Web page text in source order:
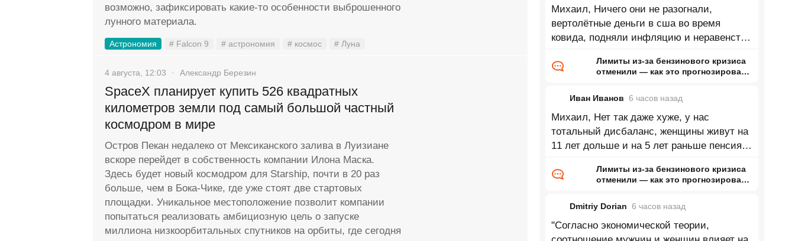
возможно, зафиксировать какие-то особенности выброшенного
лунного материала.
Астрономия # Falcon 9 # астрономия # космос # Луна
4 августа, 12:03 Александр Березин
SpaceX планирует купить 526 квадратных
километров земли под самый большой частный
космодром в мире
Остров Пекан недалеко от Мексиканского залива в Луизиане
вскоре перейдет в собственность компании Илона Маска.
Здесь будет новый космодром для Starship, почти в 20 раз
больше, чем в Бока-Чике, где уже стоят две стартовых
площадки. Уникальное местоположение позволит компании
попытаться реализовать амбициозную цель о запуске
миллиона низкоорбитальных спутников на орбиты, где сегодня
Михаил, Ничего они не разогнали,
вертолётные деньги в сша во время
ковида, подняли инфляцию и неравенство
Лимиты из-за бензинового кризиса
отменили — как это прогнозировал
Иван Иванов 6 часов назад
Михаил, Нет так даже хуже, у нас
тотальный дисбаланс, женщины живут на
11 лет дольше и на 5 лет раньше пенсия.
Лимиты из-за бензинового кризиса
отменили — как это прогнозировал
Dmitriy Dorian 6 часов назад
"Согласно экономической теории,